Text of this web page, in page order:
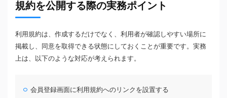
規約を公開する際の実務ポイント
利用規約は、作成するだけでなく、利用者が確認しやすい場所に
掲載し、同意を取得できる状態にしておくことが重要です。実務
上は、以下のような対応が考えられます。
会員登録画面に利用規約へのリンクを設置する